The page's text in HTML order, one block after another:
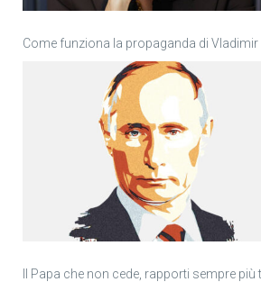
Come funziona la propaganda di Vladimir
Il Papa che non cede, rapporti sempre